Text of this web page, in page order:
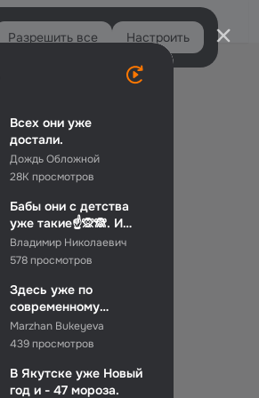
Всех они уже
достали.
Дождь Обложной
28K просмотров
Бабы они с детства
уже такие☝🙊🙈. И
откуда у них что
берётс...
Владимир Николаевич
578 просмотров
Здесь уже по
современному
танцуем.
Marzhan Bukeyeva
439 просмотров
В Якутске уже Новый
год и - 47 мороза.
Войти
Разрешить все Настроить